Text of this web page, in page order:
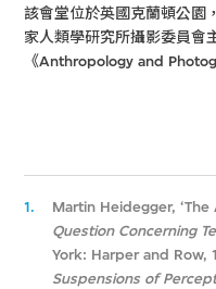
該會堂位於英國克蘭頓公園
家人類學研究所攝影委員會
《Anthropology and
1. Martin Heidegger,
Question Concerning
York: Harper and Row,
Suspensions of